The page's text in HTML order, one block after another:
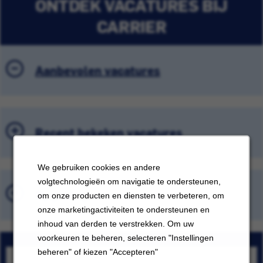
We gebruiken cookies en andere
volgtechnologieën om navigatie te ondersteunen,
om onze producten en diensten te verbeteren, om
onze marketingactiviteiten te ondersteunen en
inhoud van derden te verstrekken. Om uw
voorkeuren te beheren, selecteren "Instellingen
beheren" of kiezen "Accepteren"
ONTDEK VACATURES BIJ
CARRIER
Aanbevolen vacatures
Recent bekeken vacatures
Opgeslagen vacatures